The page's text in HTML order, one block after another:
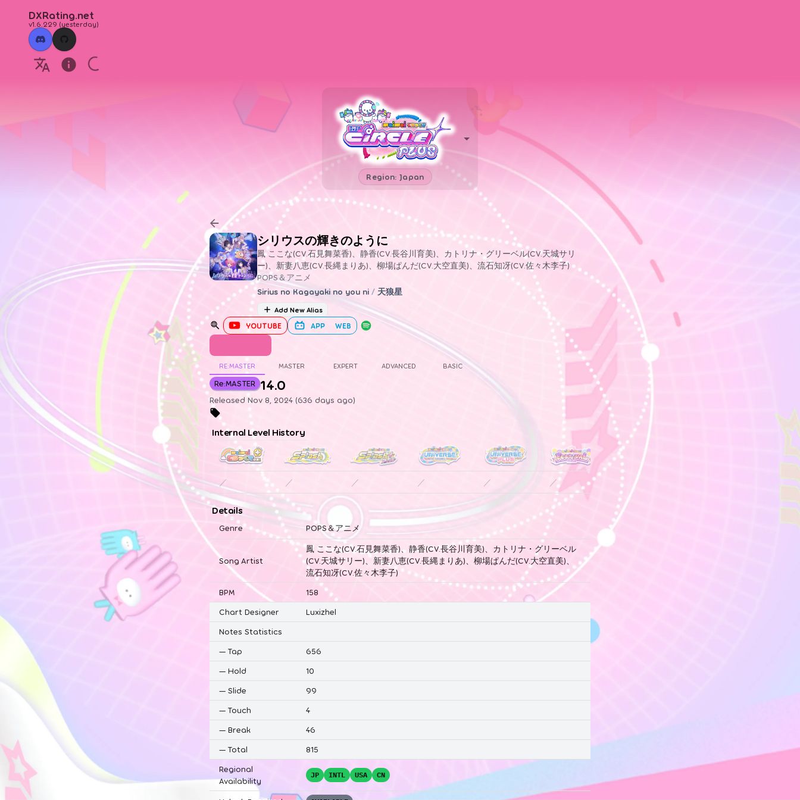
DXRating.net
v1.6.229 (yesterday)
Region: Japan
シリウスの輝きのように
鳳 ここな(CV.石見舞菜香)、静香(CV.長谷川育美)、カトリナ・グリーベル(CV.天城サリ
ー)、新妻八恵(CV.長縄まりあ)、柳場ぱんだ(CV.大空直美)、流石知冴(CV.佐々木李子)
POPS＆アニメ
Sirius no Kagayaki no you ni / 天狼星
Add New Alias
YOUTUBE APP WEB
RE:MASTER MASTER EXPERT ADVANCED BASIC
Re:MASTER 14.0
Released Nov 8, 2024 (636 days ago)
Internal Level History
／ ／ ／ ／ ／ ／ ／
Details
Genre POPS＆アニメ
Song Artist
鳳 ここな(CV.石見舞菜香)、静香(CV.長谷川育美)、カトリナ・グリーベル
(CV.天城サリー)、新妻八恵(CV.長縄まりあ)、柳場ぱんだ(CV.大空直美)、
流石知冴(CV.佐々木李子)
BPM
158
Chart Designer
Luxizhel
Notes Statistics
— Tap
656
— Hold
10
— Slide
99
— Touch
4
— Break
46
— Total
815
Regional
Availability
JP INTL USA CN